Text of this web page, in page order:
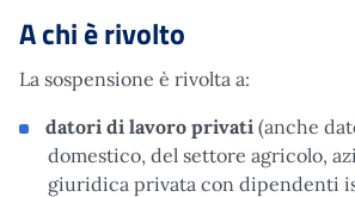
A chi è rivolto
La sospensione è rivolta a:
datori di lavoro privati (anche
domestico, del settore agricolo,
giuridica privata con dipendenti